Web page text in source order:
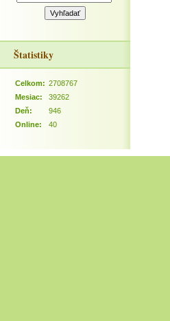
Štatistiky
Online: 40
Celkom: 2708767
Mesiac:
39262
Deň:
946